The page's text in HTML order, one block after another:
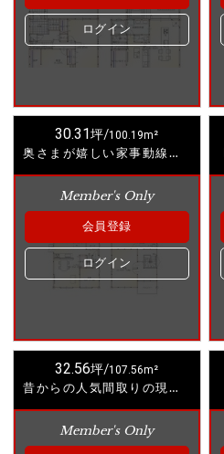
ログイン
30.31坪/100.19m²
奥さまが嬉しい家事動線のあるお家
Member's Only
会員登録
ログイン
32.56坪/107.56m²
昔からの人気間取りの現代風アレンジプラン
Member's Only